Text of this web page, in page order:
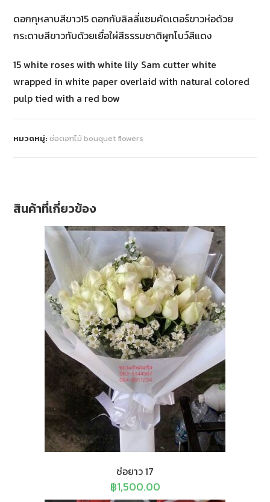
ดอกกุหลาบสีขาว15 ดอกกับลิลลี่แซมคัดเตอร์ขาวห่อด้วย
กระดาษสีขาวทับด้วยเยื่อใผ่สีธรรมชาติผูกโบว์สีแดง
15 white roses with white lily Sam cutter white
wrapped in white paper overlaid with natural colored
pulp tied with a red bow
หมวดหมู่:ช่อดอกไม้ bouquet flowers
สินค้าที่เกี่ยวข้อง
ช่อยาว 17
฿1,500.00